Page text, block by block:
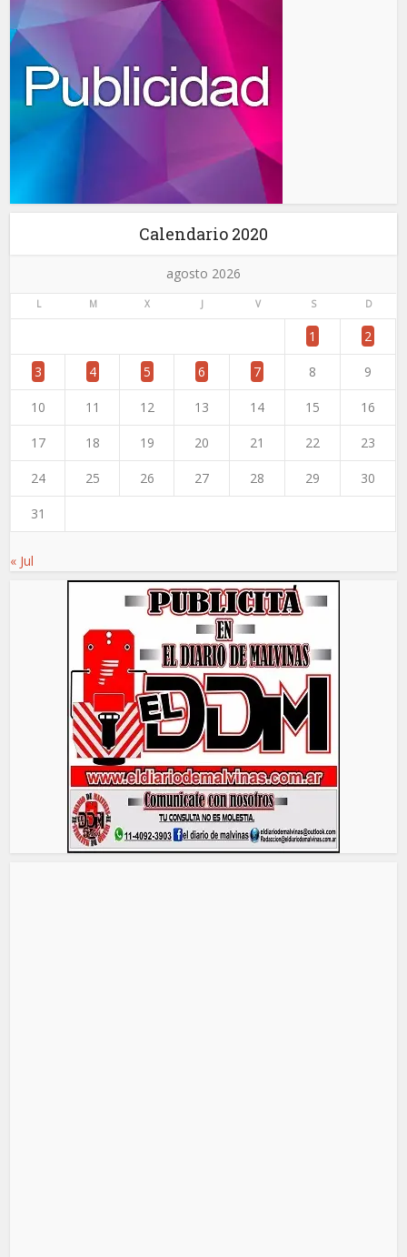
Calendario 2020
agosto 2026
L M X J V S D
1 2
3 4 5 6 7 8 9
10 11 12 13 14 15 16
17 18 19 20 21 22 23
24 25 26 27 28 29 30
31
« Jul